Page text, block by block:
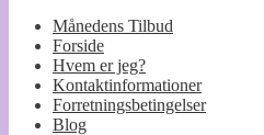
Månedens Tilbud
Forside
Hvem er jeg?
Kontaktinformationer
Forretningsbetingelser
Blog